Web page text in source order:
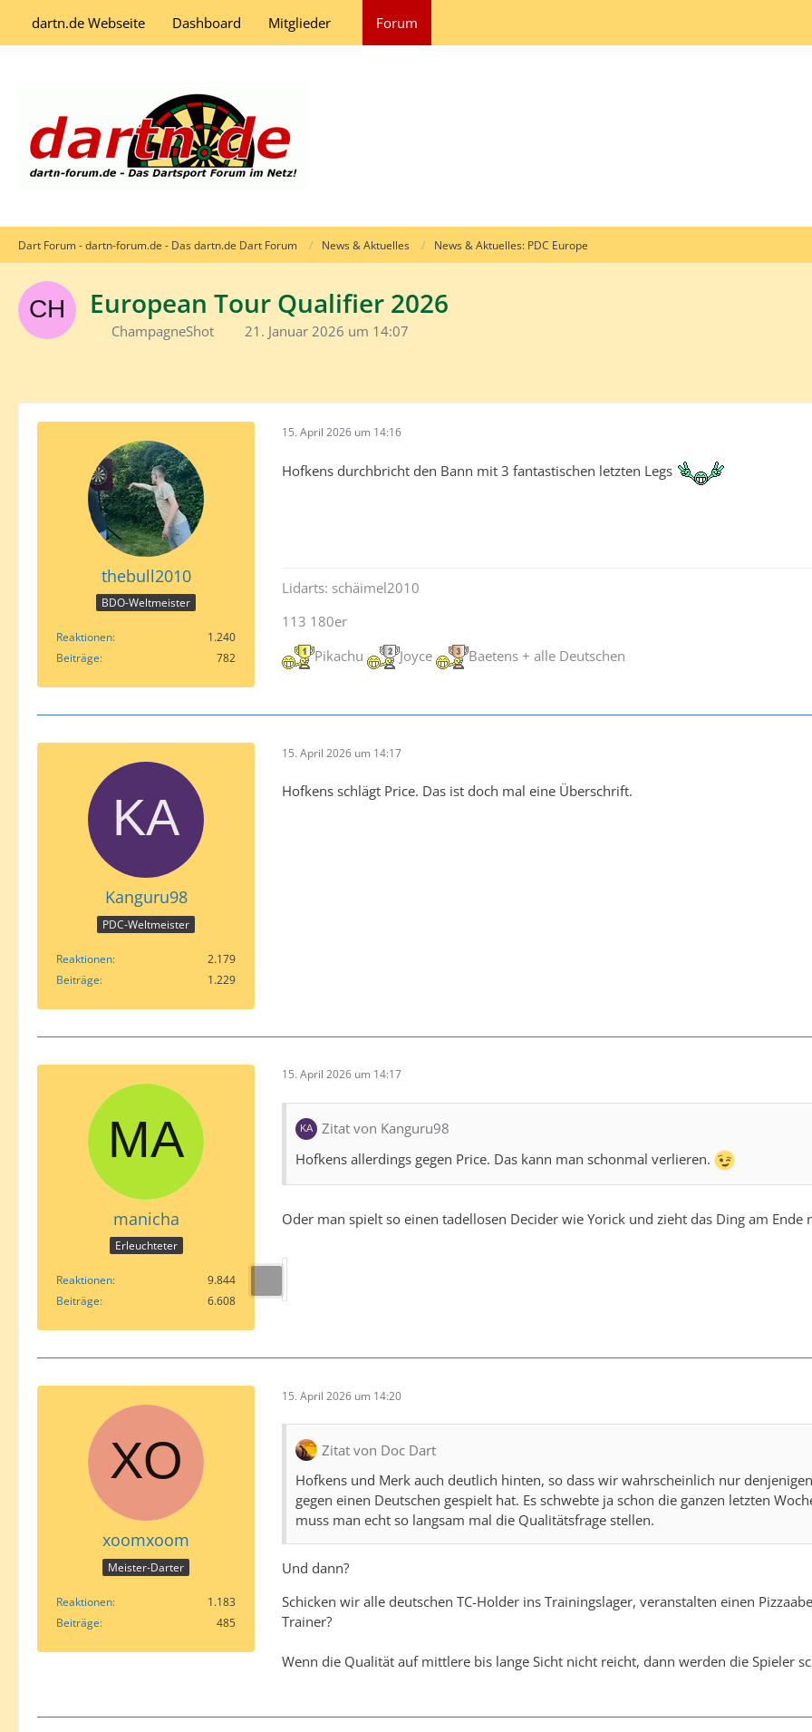
dartn.de Webseite Dashboard Mitglieder Forum
Dart Forum - dartn-forum.de - Das dartn.de Dart Forum News & Aktuelles News & Aktuelles: PDC Europe
European Tour Qualifier 2026
ChampagneShot 21. Januar 2026 um 14:07
thebull2010
BDO-Weltmeister
Reaktionen
1.240
Beiträge
782
15. April 2026 um 14:16
Hofkens durchbricht den Bann mit 3 fantastischen letzten Legs
Lidarts: schäimel2010
113 180er
Pikachu
Joyce Baetens + alle Deutschen
Kanguru98
PDC-Weltmeister
Reaktionen
2.179
Beiträge
1.229
15. April 2026 um 14:17
Hofkens schlägt Price. Das ist doch mal eine Überschrift.
manicha
Erleuchteter
Reaktionen
9.844
Beiträge
6.608
15. April 2026 um 14:17
Zitat von Kanguru98
Hofkens allerdings gegen Price. Das kann man schonmal verlieren.
Oder man spielt so einen tadellosen Decider wie Yorick und zieht das Ding am Ende
xoomxoom
Meister-Darter
Reaktionen
1.183
Beiträge
485
15. April 2026 um 14:20
Zitat von Doc Dart
Hofkens und Merk auch deutlich hinten, so dass wir wahrscheinlich nur
gegen einen Deutschen gespielt hat. Es schwebte ja schon die ganzen letzten
muss man echt so langsam mal die Qualitätsfrage stellen.
Und dann?
Schicken wir alle deutschen TC-Holder ins Trainingslager, veranstalten einen
Trainer?
Wenn die Qualität auf mittlere bis lange Sicht nicht reicht, dann werden die Spieler